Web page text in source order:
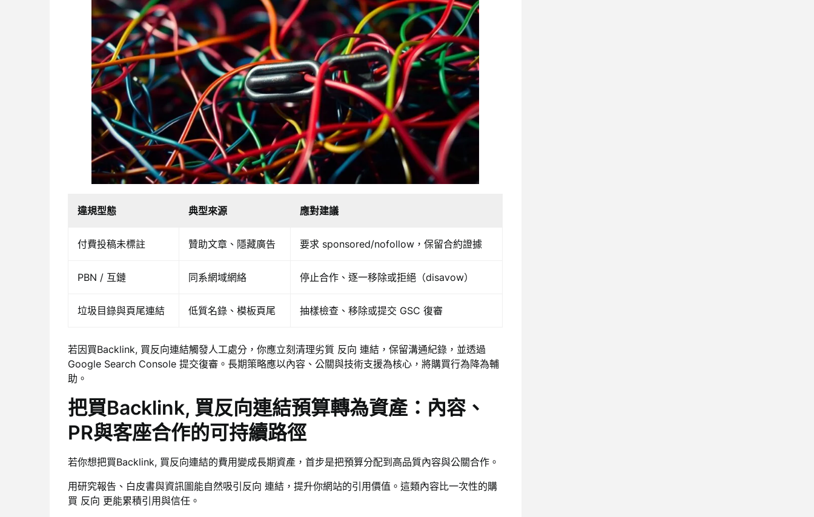
違規型態 典型來源 應對建議
付費投稿未標註 贊助文章、隱藏廣告 要求 sponsored/nofollow，保留合約證據
PBN / 互鏈 同系網域網絡 停止合作、逐一移除或拒絕（disavow）
垃圾目錄與頁尾連結 低質名錄、模板頁尾 抽樣檢查、移除或提交 GSC 復審
若因買Backlink, 買反向連結觸發人工處分，你應立刻清理劣質 反向 連結，保留溝通紀錄，並透過
Google Search Console 提交復審。長期策略應以內容、公關與技術支援為核心，將購買行為降為輔
助。
把買Backlink, 買反向連結預算轉為資產：內容、
PR與客座合作的可持續路徑
若你想把買Backlink, 買反向連結的費用變成長期資產，首步是把預算分配到高品質內容與公關合作。
用研究報告、白皮書與資訊圖能自然吸引反向 連結，提升你網站的引用價值。這類內容比一次性的購
買 反向 更能累積引用與信任。